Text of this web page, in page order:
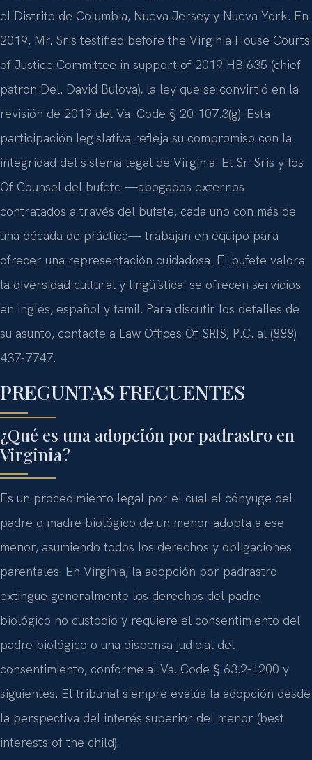
el Distrito de Columbia, Nueva Jersey y Nueva York. En
2019, Mr. Sris testified before the Virginia House Courts
of Justice Committee in support of 2019 HB 635 (chief
patron Del. David Bulova), la ley que se convirtió en la
revisión de 2019 del Va. Code § 20-107.3(g). Esta
participación legislativa refleja su compromiso con la
integridad del sistema legal de Virginia. El Sr. Sris y los
Of Counsel del bufete —abogados externos
contratados a través del bufete, cada uno con más de
una década de práctica— trabajan en equipo para
ofrecer una representación cuidadosa. El bufete valora
la diversidad cultural y lingüística: se ofrecen servicios
en inglés, español y tamil. Para discutir los detalles de
su asunto, contacte a Law Offices Of SRIS, P.C. al (888)
437-7747.
PREGUNTAS FRECUENTES
¿Qué es una adopción por padrastro en
Virginia?
Es un procedimiento legal por el cual el cónyuge del
padre o madre biológico de un menor adopta a ese
menor, asumiendo todos los derechos y obligaciones
parentales. En Virginia, la adopción por padrastro
extingue generalmente los derechos del padre
biológico no custodio y requiere el consentimiento del
padre biológico o una dispensa judicial del
consentimiento, conforme al Va. Code § 63.2-1200 y
siguientes. El tribunal siempre evalúa la adopción desde
la perspectiva del interés superior del menor (best
interests of the child).